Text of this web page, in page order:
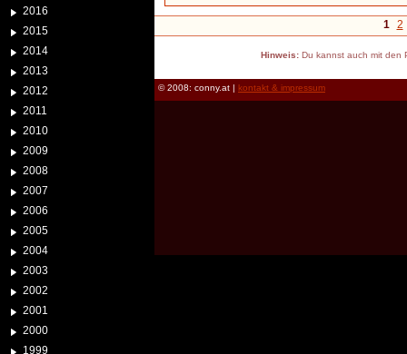
2016
2015
2014
2013
2012
2011
2010
2009
2008
2007
2006
2005
2004
2003
2002
2001
2000
1999
1 2
Hinweis:Du kannst auch mit den
© 2008: conny.at | kontakt & impressum